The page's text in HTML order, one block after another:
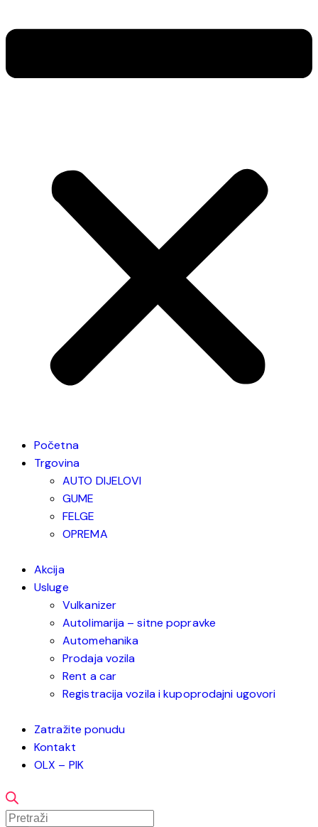
Početna
Trgovina
AUTO DIJELOVI
GUME
FELGE
OPREMA
Akcija
Usluge
Vulkanizer
Autolimarija – sitne popravke
Automehanika
Prodaja vozila
Rent a car
Registracija vozila i kupoprodajni ugovori
Zatražite ponudu
Kontakt
OLX – PIK